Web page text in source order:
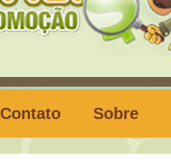
Contato Sobre